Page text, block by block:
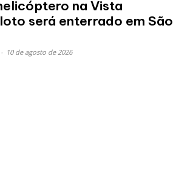
na Vista
será enterrado em São
10 de agosto de 2026